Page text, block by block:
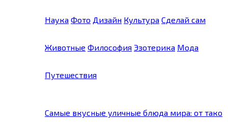
Наука Фото Дизайн Культура Сделай сам
Животные Философия Эзотерика Мода
Путешествия
Самые вкусные уличные блюда мира: от тако